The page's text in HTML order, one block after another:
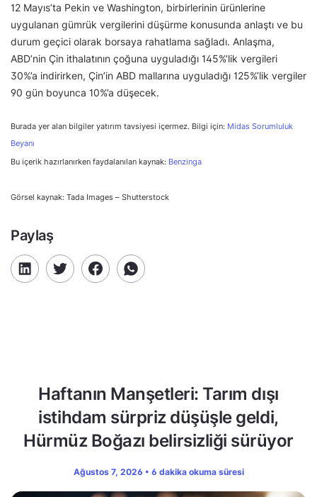
12 Mayıs’ta Pekin ve Washington, birbirlerinin ürünlerine
uygulanan gümrük vergilerini düşürme konusunda anlaştı ve bu
durum geçici olarak borsaya rahatlama sağladı. Anlaşma,
ABD’nin Çin ithalatının çoğuna uyguladığı 145%’lik vergileri
30%’a indirirken, Çin’in ABD mallarına uyguladığı 125%’lik vergiler
90 gün boyunca 10%’a düşecek.
Burada yer alan bilgiler yatırım tavsiyesi içermez. Bilgi için: Midas Sorumluluk
Beyanı
Bu içerik hazırlanırken faydalanılan kaynak: Benzinga
Görsel kaynak: Tada Images – Shutterstock
Paylaş
Haftanın Manşetleri: Tarım dışı
istihdam sürpriz düşüşle geldi,
Hürmüz Boğazı belirsizliği sürüyor
Ağustos 7, 2026 • 6 dakika okuma süresi